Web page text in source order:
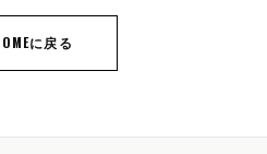
に戻る